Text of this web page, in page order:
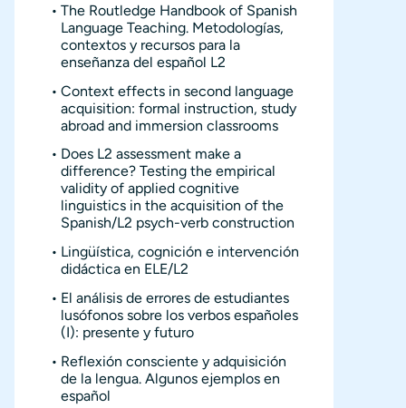
The Routledge Handbook of Spanish
Language Teaching. Metodologías,
contextos y recursos para la
enseñanza del español L2
Context effects in second language
acquisition: formal instruction, study
abroad and immersion classrooms
Does L2 assessment make a
difference? Testing the empirical
validity of applied cognitive
linguistics in the acquisition of the
Spanish/L2 psych-verb construction
Lingüística, cognición e intervención
didáctica en ELE/L2
El análisis de errores de estudiantes
lusófonos sobre los verbos españoles
(I): presente y futuro
Reflexión consciente y adquisición
de la lengua. Algunos ejemplos en
español